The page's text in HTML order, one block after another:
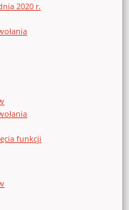
2020 r.
funkcji